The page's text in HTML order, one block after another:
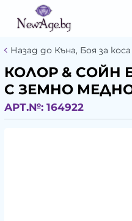
Назад до Къна, Боя за
КОЛОР & СОЙН
C ЗЕМНО
АРТ.№: 164922